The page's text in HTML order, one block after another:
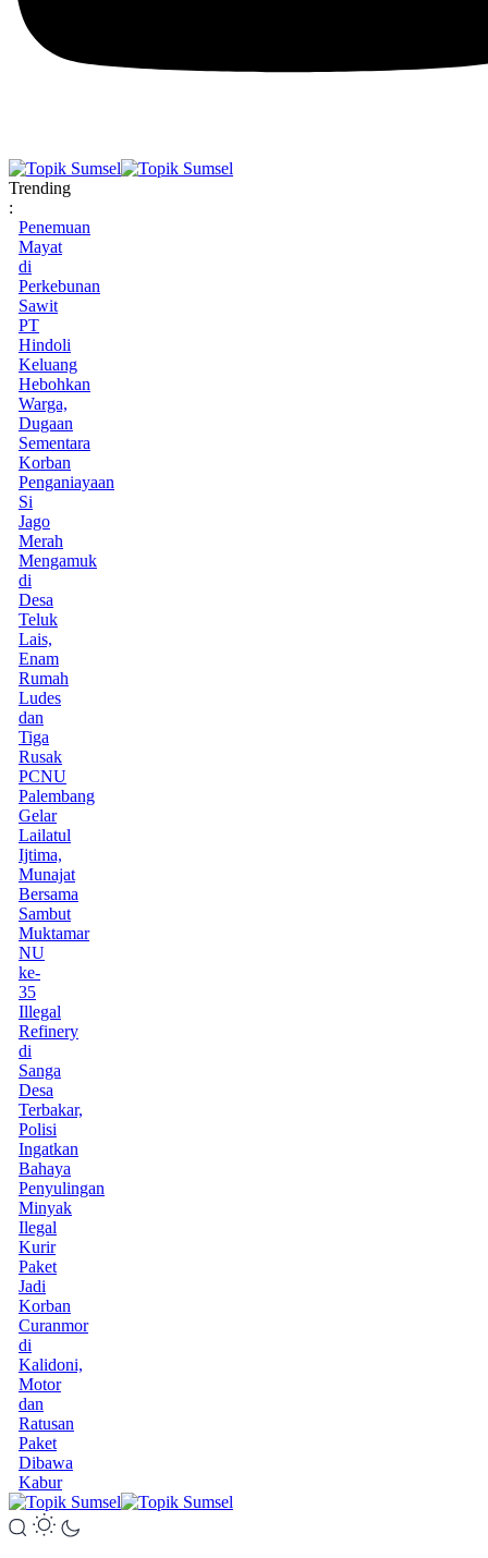
Trending
:
Penemuan
Mayat
di
Perkebunan
Sawit
PT
Hindoli
Keluang
Hebohkan
Warga,
Dugaan
Sementara
Korban
Penganiayaan
Si
Jago
Merah
Mengamuk
di
Desa
Teluk
Lais,
Enam
Rumah
Ludes
dan
Tiga
Rusak
PCNU
Palembang
Gelar
Lailatul
Ijtima,
Munajat
Bersama
Sambut
Muktamar
NU
ke-
35
Illegal
Refinery
di
Sanga
Desa
Terbakar,
Polisi
Ingatkan
Bahaya
Penyulingan
Minyak
Ilegal
Kurir
Paket
Jadi
Korban
Curanmor
di
Kalidoni,
Motor
dan
Ratusan
Paket
Dibawa
Kabur